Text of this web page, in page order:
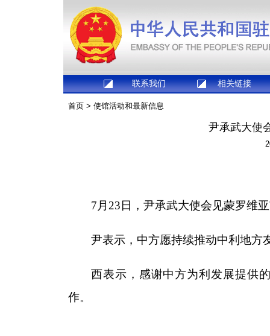
联系我们 相关链接
首页 > 使馆活动和最新信息
尹承武大使
7月23日，尹承武大使会见蒙罗维
尹表示，中方愿持续推动中利地方
西表示，感谢中方为利发展提供
作。